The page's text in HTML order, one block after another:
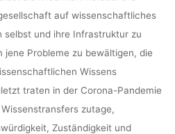
auf wissenschaftliches
selbst und ihre Infrastruktur zu
jene Probleme zu bewältigen, die
Wissens
traten in der Corona-Pandemie
zutage,
Zuständigkeit und